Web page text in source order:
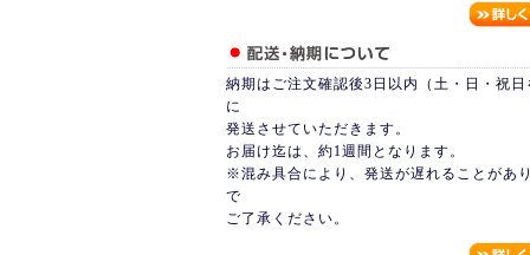
納期はご注文確認後3日以内（土・日・祝
に
発送させていただきます。
お届け迄は、約1週間となります。
※混み具合により、発送が遅れることがあ
で
ご了承ください。